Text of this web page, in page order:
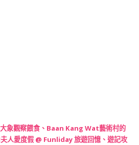
象觀察餵食、Baan Kang Wat藝術村的
人愛度假 @ Funliday 旅遊回憶、遊記攻